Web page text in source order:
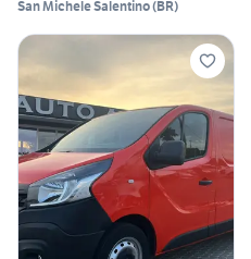
San Michele Salentino(BR)